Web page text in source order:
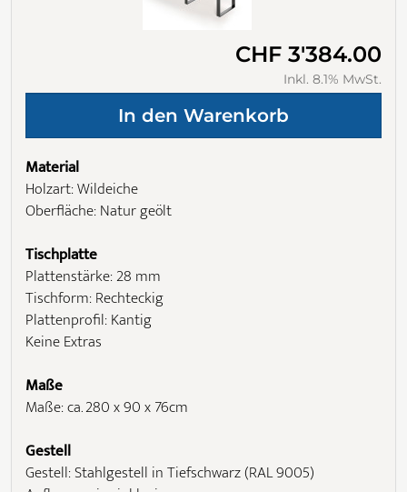
CHF 3'384.00
Inkl. 8.1% MwSt.
Material
Holzart: Wildeiche
Oberfläche: Natur geölt
Tischplatte
Plattenstärke: 28 mm
Tischform: Rechteckig
Plattenprofil: Kantig
Keine Extras
Maße
Maße: ca. 280 x 90 x 76cm
Gestell
Gestell: Stahlgestell in Tiefschwarz (RAL 9005)